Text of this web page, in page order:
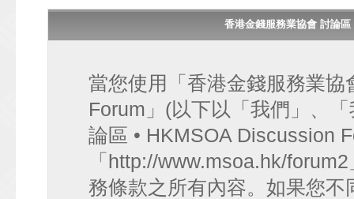
香港金錢服務業協會 討論
當您使用「香港金錢服務業
Forum」(以下以「我們」、
論區 • HKMSOA Discussion
「http://www.msoa.hk/
務條款之所有內容。如果您